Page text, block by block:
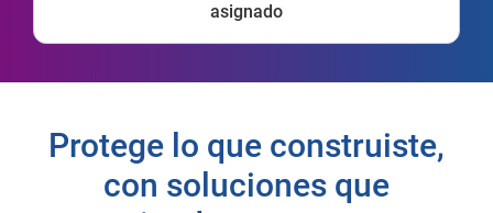
asignado
Protege lo que construiste,
con soluciones que